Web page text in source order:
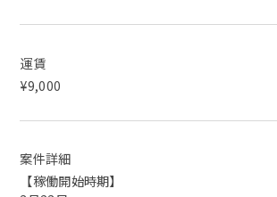
運賃
¥9,000
案件詳細
【稼働開始時期】